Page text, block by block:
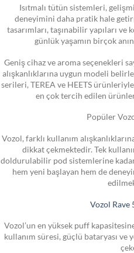
Isıtmalı tütün sistemleri,
deneyimini daha pratik hale
tasarımları, taşınabilir yapıları
günlük yaşamın birçok
Geniş cihaz ve aroma seçenekleri
alışkanlıklarına uygun modeli
serileri, TEREA ve HEETS
en çok tercih edilen
Popüler
Vozol, farklı kullanım
dikkat çekmektedir. Tek
doldurulabilir pod sistemlerine
hem yeni başlayan hem de
Vozol Rave
Vozol’un en yüksek puff
kullanım süresi, güçlü bataryası